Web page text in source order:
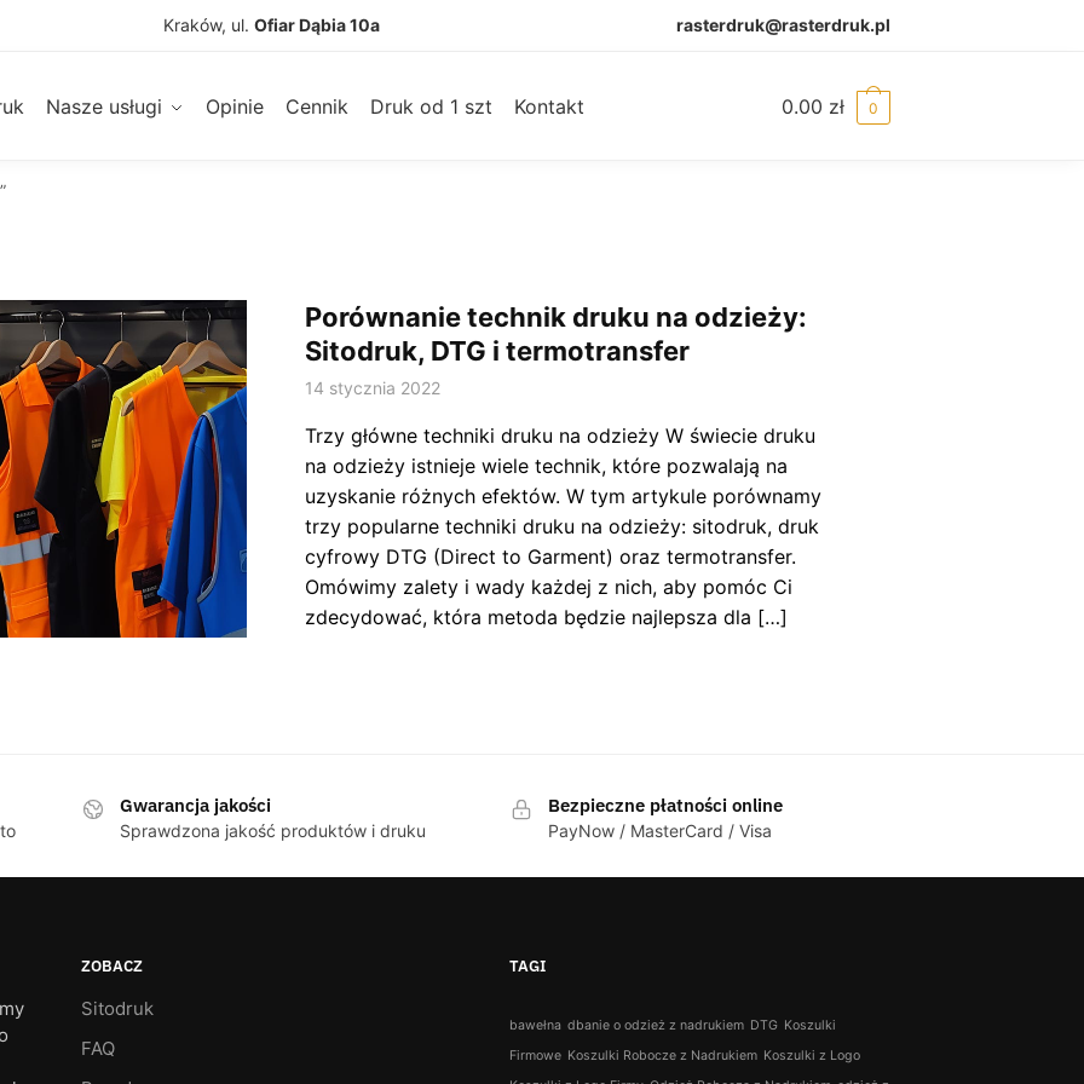
Kraków, ul. Ofiar Dąbia 10a rasterdruk@rasterdruk.pl
Nasze usługi Opinie Cennik Druk od 1 szt Kontakt 0.00 zł 0
Porównanie technik druku na odzieży:
Sitodruk, DTG i termotransfer
14 stycznia 2022
Trzy główne techniki druku na odzieży W świecie druku
na odzieży istnieje wiele technik, które pozwalają na
uzyskanie różnych efektów. W tym artykule porównamy
trzy popularne techniki druku na odzieży: sitodruk, druk
cyfrowy DTG (Direct to Garment) oraz termotransfer.
Omówimy zalety i wady każdej z nich, aby pomóc Ci
zdecydować, która metoda będzie najlepsza dla […]
Gwarancja jakości
Sprawdzona jakość produktów i druku
Bezpieczne płatności online
PayNow / MasterCard / Visa
ZOBACZ
Sitodruk
FAQ
TAGI
bawełna dbanie o odzież z nadrukiem DTG Koszulki
Firmowe Koszulki Robocze z Nadrukiem Koszulki z Logo